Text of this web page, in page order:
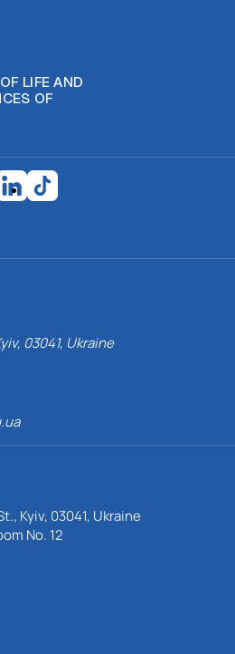
LIFE AND
OF
03041, Ukraine
Kyiv, 03041, Ukraine
No. 12